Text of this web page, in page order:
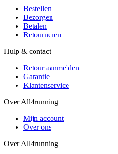
Bestellen
Bezorgen
Betalen
Retourneren
Hulp & contact
Retour aanmelden
Garantie
Klantenservice
Over All4running
Mijn account
Over ons
Over All4running